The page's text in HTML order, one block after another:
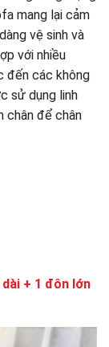
mang lại cảm
vệ sinh và
với nhiều
đến các không
sử dụng linh
chân để chân
+ 1 đôn lớn